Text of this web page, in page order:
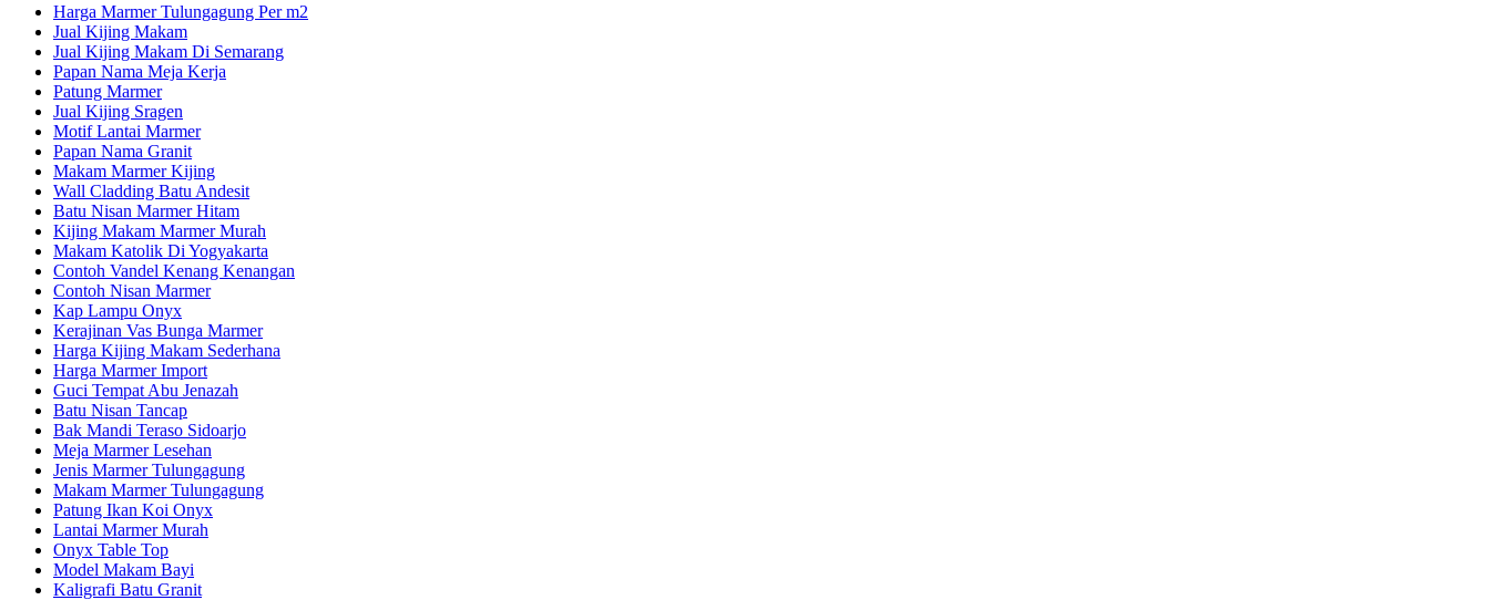
Harga Marmer Tulungagung Per m2
Jual Kijing Makam
Jual Kijing Makam Di Semarang
Papan Nama Meja Kerja
Patung Marmer
Jual Kijing Sragen
Motif Lantai Marmer
Papan Nama Granit
Makam Marmer Kijing
Wall Cladding Batu Andesit
Batu Nisan Marmer Hitam
Kijing Makam Marmer Murah
Makam Katolik Di Yogyakarta
Contoh Vandel Kenang Kenangan
Contoh Nisan Marmer
Kap Lampu Onyx
Kerajinan Vas Bunga Marmer
Harga Kijing Makam Sederhana
Harga Marmer Import
Guci Tempat Abu Jenazah
Batu Nisan Tancap
Bak Mandi Teraso Sidoarjo
Meja Marmer Lesehan
Jenis Marmer Tulungagung
Makam Marmer Tulungagung
Patung Ikan Koi Onyx
Lantai Marmer Murah
Onyx Table Top
Model Makam Bayi
Kaligrafi Batu Granit